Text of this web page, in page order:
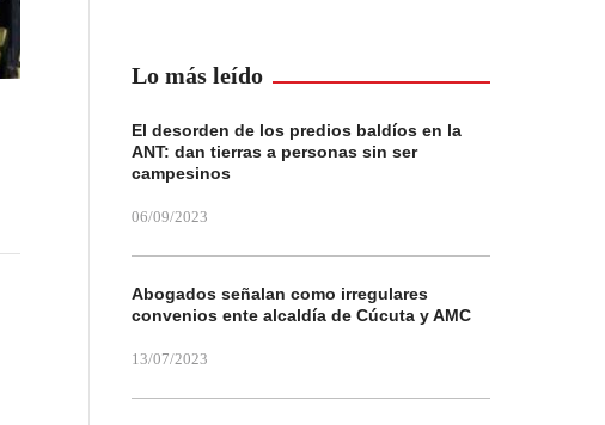
Lo más leído
El desorden de los predios baldíos en la
ANT: dan tierras a personas sin ser
campesinos
06/09/2023
Abogados señalan como irregulares
convenios ente alcaldía de Cúcuta y AMC
13/07/2023